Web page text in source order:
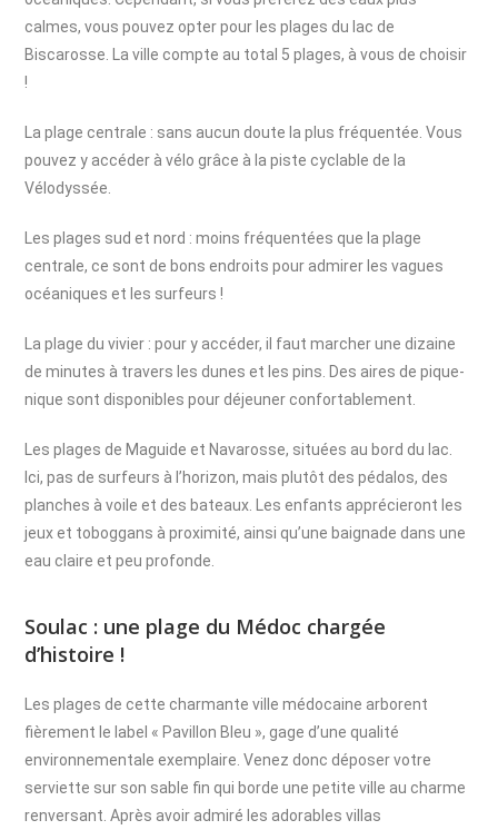
calmes, vous pouvez opter pour les plages du lac de
Biscarosse. La ville compte au total 5 plages, à vous de choisir
!
La plage centrale : sans aucun doute la plus fréquentée. Vous
pouvez y accéder à vélo grâce à la piste cyclable de la
Vélodyssée.
Les plages sud et nord : moins fréquentées que la plage
centrale, ce sont de bons endroits pour admirer les vagues
océaniques et les surfeurs !
La plage du vivier : pour y accéder, il faut marcher une dizaine
de minutes à travers les dunes et les pins. Des aires de pique-
nique sont disponibles pour déjeuner confortablement.
Les plages de Maguide et Navarosse, situées au bord du lac.
Ici, pas de surfeurs à l’horizon, mais plutôt des pédalos, des
planches à voile et des bateaux. Les enfants apprécieront les
jeux et toboggans à proximité, ainsi qu’une baignade dans une
eau claire et peu profonde.
Soulac : une plage du Médoc chargée
d’histoire !
Les plages de cette charmante ville médocaine arborent
fièrement le label « Pavillon Bleu », gage d’une qualité
environnementale exemplaire. Venez donc déposer votre
serviette sur son sable fin qui borde une petite ville au charme
renversant. Après avoir admiré les adorables villas